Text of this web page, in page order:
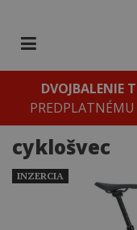
DVOJBALENIE
cyklošvec
INZERCIA